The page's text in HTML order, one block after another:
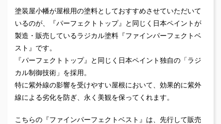
塗装屋小幡が屋根用の塗料としておすすめさせていただいて
いるのが、『パーフェクトトップ』と同じく日本ペイントが
製造・販売しているラジカル塗料『ファインパーフェクトベ
スト』です。
『パーフェクトトップ』と同じく日本ペイント独自の「ラジ
カル制御技術」を採用。
特に紫外線の影響を受けやすい屋根において、効果的に紫外
線による劣化を防ぎ、永く美観を保ってくれます。
こちらの『ファインパーフェクトベスト』は、先行して販売